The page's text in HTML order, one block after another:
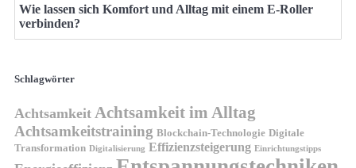
Wie lassen sich Komfort und Alltag mit einem E-Roller
verbinden?
Schlagwörter
Achtsamkeit Achtsamkeit im Alltag
Achtsamkeitstraining Blockchain-Technologie Digitale
Transformation Digitalisierung Effizienzsteigerung Einrichtungstipps